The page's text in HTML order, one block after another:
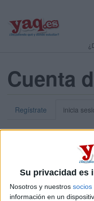
Su privacidad es
Nosotros y nuestros socios
información en un
Cuenta
Regístrate inicia
Puedes iniciar sesión
dirección de correo
Contraseña:*